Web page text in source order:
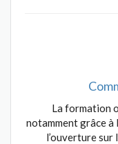
La formation
notamment grâce à
l’ouverture sur